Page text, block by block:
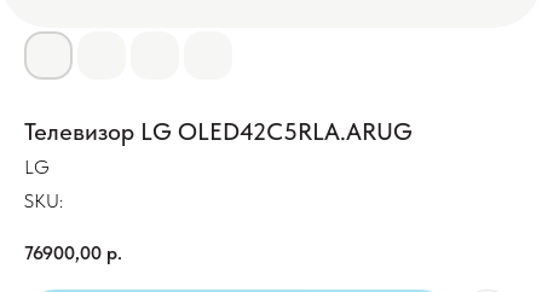
Телевизор LG OLED42C5RLA.ARUG
LG
SKU:
76900,00 р.